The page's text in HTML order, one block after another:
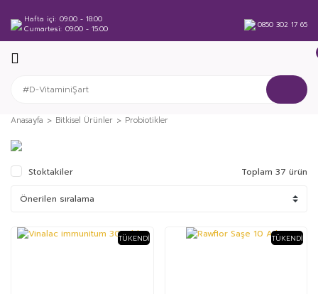
Hafta içi 09:00 - 18:00
Cumartesi 09:00 - 15:00 0850 302 17 65
Anasayfa Bitkisel Ürünler Probiotikler
Stoktakiler Toplam 37 ürün
TÜKENDI %53 TÜKENDI